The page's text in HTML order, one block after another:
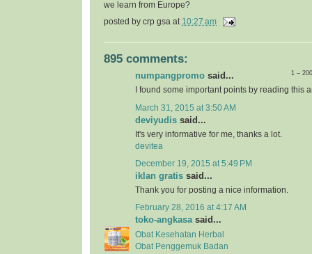
we learn from Europe?
posted by crp gsa at 10:27 am
895 comments:
1 –
numpangpromo said...
I found some important points by reading this
March 31, 2015 at 3:50 AM
deviyudis said...
It's very informative for me, thanks a lot.
devitea
December 19, 2015 at 5:49 PM
iklan gratis said...
Thank you for posting a nice information.
February 28, 2016 at 4:17 AM
toko-angkasasaid...
Obat Kesehatan Herbal
Obat Penggemuk Badan